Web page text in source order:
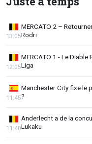
MERCATO 2 –
Rodri
13:05
MERCATO 1 - Le
Liga
12:05
Manchester City fixe le
?
11:45
Anderlecht a de la
Lukaku
11:40